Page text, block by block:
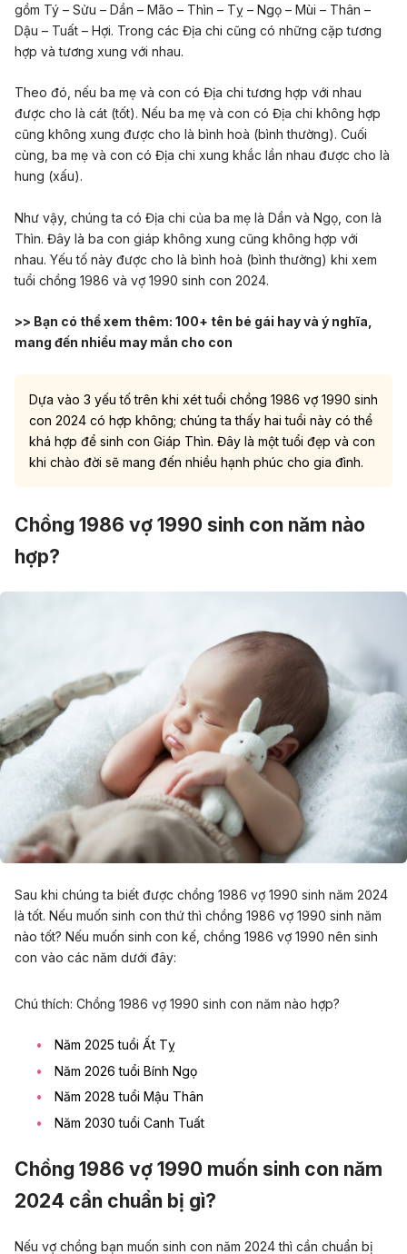
gồm Tý – Sửu – Dần – Mão – Thìn – Tỵ – Ngọ – Mùi – Thân –
Dậu – Tuất – Hợi. Trong các Địa chi cũng có những cặp tương
hợp và tương xung với nhau.
Theo đó, nếu ba mẹ và con có Địa chi tương hợp với nhau
được cho là cát (tốt). Nếu ba mẹ và con có Địa chi không hợp
cũng không xung được cho là bình hoà (bình thường). Cuối
cùng, ba mẹ và con có Địa chi xung khắc lần nhau được cho là
hung (xấu).
Như vậy, chúng ta có Địa chi của ba mẹ là Dần và Ngọ, con là
Thìn. Đây là ba con giáp không xung cũng không hợp với
nhau. Yếu tố này được cho là bình hoà (bình thường) khi xem
tuổi chồng 1986 và vợ 1990 sinh con 2024.
>> Bạn có thể xem thêm: 100+ tên bé gái hay và ý nghĩa,
mang đến nhiều may mắn cho con
Dựa vào 3 yếu tố trên khi xét tuổi chồng 1986 vợ 1990 sinh
con 2024 có hợp không; chúng ta thấy hai tuổi này có thể
khá hợp để sinh con Giáp Thìn. Đây là một tuổi đẹp và con
khi chào đời sẽ mang đến nhiều hạnh phúc cho gia đình.
Chồng 1986 vợ 1990 sinh con năm nào
hợp?
Sau khi chúng ta biết được chồng 1986 vợ 1990 sinh năm 2024
là tốt. Nếu muốn sinh con thứ thì chồng 1986 vợ 1990 sinh năm
nào tốt? Nếu muốn sinh con kế, chồng 1986 vợ 1990 nên sinh
con vào các năm dưới đây:
Chú thích: Chồng 1986 vợ 1990 sinh con năm nào hợp?
Năm 2025 tuổi Ất Tỵ
Năm 2026 tuổi Bính Ngọ
Năm 2028 tuổi Mậu Thân
Năm 2030 tuổi Canh Tuất
Chồng 1986 vợ 1990 muốn sinh con năm
2024 cần chuẩn bị gì?
Nếu vợ chồng bạn muốn sinh con năm 2024 thì cần chuẩn bị